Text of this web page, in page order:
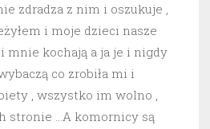
zdradza z nim i oszukuje ,
i moje dzieci nasze
mnie kochają a ja je i nigdy
co zrobiła mi i
, wszystko im wolno ,
stronie …A komornicy są